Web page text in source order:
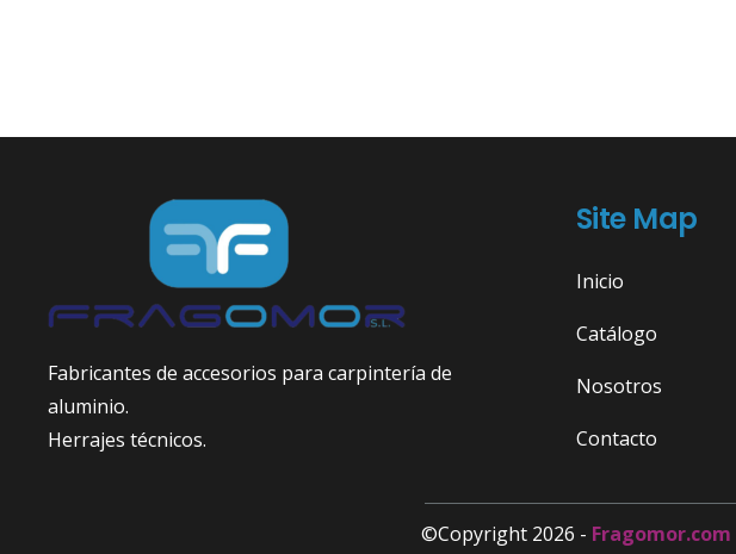
Fabricantes de accesorios para carpintería de
aluminio.
Herrajes técnicos.
Site Map
Inicio
Catálogo
Nosotros
Contacto
©Copyright 2026 - Fragomor.com